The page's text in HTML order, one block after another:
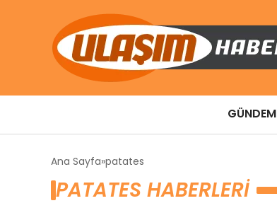
GÜNDEM
Ana Sayfa patates
PATATES HABERLERI